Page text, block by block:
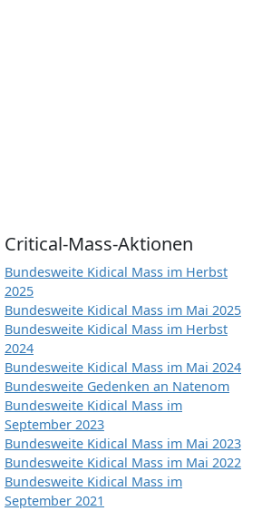
Critical-Mass-Aktionen
Bundesweite Kidical Mass im Herbst
2025
Bundesweite Kidical Mass im Mai 2025
Bundesweite Kidical Mass im Herbst
2024
Bundesweite Kidical Mass im Mai 2024
Bundesweite Gedenken an Natenom
Bundesweite Kidical Mass im
September 2023
Bundesweite Kidical Mass im Mai 2023
Bundesweite Kidical Mass im Mai 2022
Bundesweite Kidical Mass im
September 2021